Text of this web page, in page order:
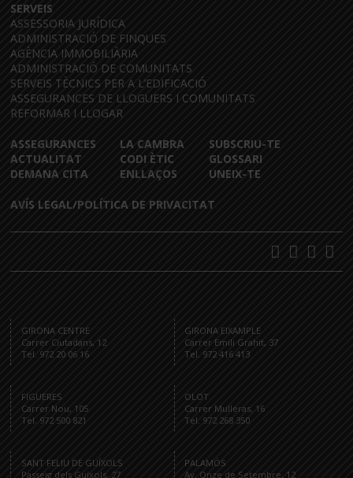
SERVEIS
ASSESSORIA JURÍDICA
ADMINISTRACIÓ DE FINQUES
AGÈNCIA IMMOBILIÀRIA
ADMINISTRACIÓ DE COMUNITATS
SERVEIS TÈCNICS PER A L’EDIFICACIÓ
ASSEGURANCES DE LLOGUERS I COMUNITATS
REFORMAR I LLOGAR
ASSEGURANCES
ACTUALITAT
DEMANA CITA
LA CAMBRA
CODI ÈTIC
ENLLAÇOS
SUBSCRIU-TE
GLOSSARI
UNEIX-TE
AVÍS LEGAL/POLÍTICA DE PRIVACITAT
GIRONA CENTRE
Carrer Ciutadans, 12
Tel. 972 20 06 16
GIRONA EIXAMPLE
Carrer Emili Grahit, 37
Tel. 972 416 413
FIGUERES
Carrer Nou, 105
Tel. 972 500 821
OLOT
Carrer Mulleras, 16
Tel. 972 268 350
SANT FELIU DE GUÍXOLS
Passeig dels Guíxols, 27
PALAMÓS
Av. Onze de Setembre, 12